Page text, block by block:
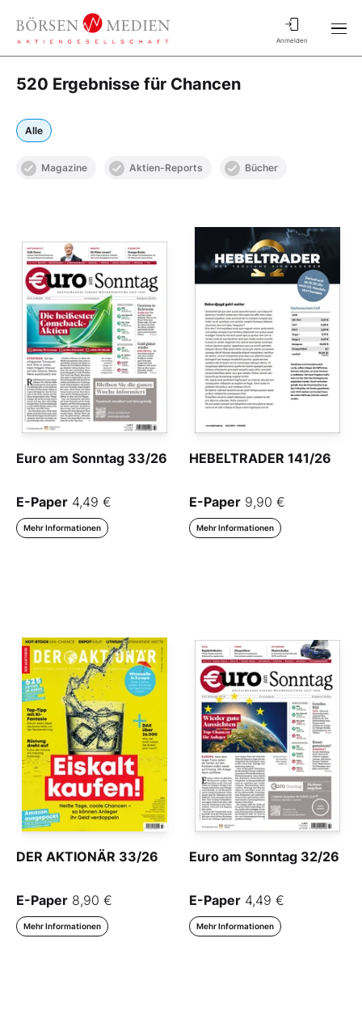
Anmelden
520 Ergebnisse für Chancen
Alle
Magazine Aktien-Reports Bücher
Euro am Sonntag 33/26
E-Paper 4,49 €
Mehr Informationen
HEBELTRADER 141/26
E-Paper 9,90 €
Mehr Informationen
DER AKTIONÄR 33/26
E-Paper 8,90 €
Mehr Informationen
Euro am Sonntag 32/26
E-Paper 4,49 €
Mehr Informationen